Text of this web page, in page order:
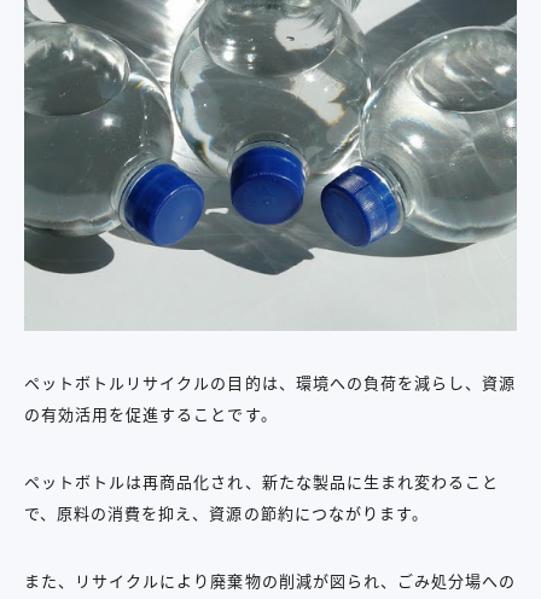
ペットボトルリサイクルの目的は、環境への負荷を減らし、資源
の有効活用を促進することです。
ペットボトルは再商品化され、新たな製品に生まれ変わること
で、原料の消費を抑え、資源の節約につながります。
また、リサイクルにより廃棄物の削減が図られ、ごみ処分場への